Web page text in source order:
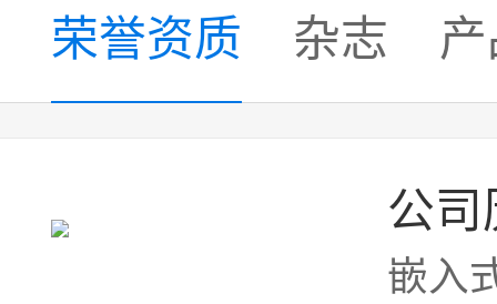
荣誉资质 杂志
公
嵌入